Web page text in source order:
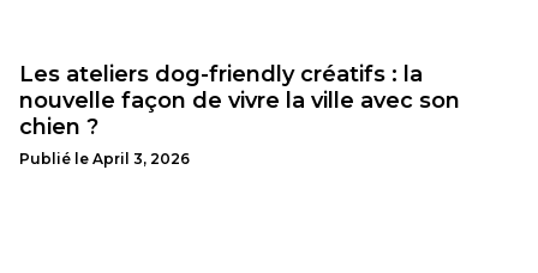
Les ateliers dog-friendly créatifs : la
nouvelle façon de vivre la ville avec son
chien ?
Publié le April 3, 2026